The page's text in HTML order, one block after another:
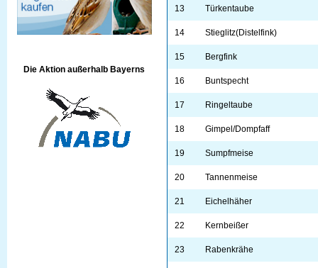
Die Aktion außerhalb Bayerns
13 Türkentaube
14 Stieglitz(Distelfink)
15 Bergfink
16 Buntspecht
17 Ringeltaube
18 Gimpel/Dompfaff
19 Sumpfmeise
20 Tannenmeise
21 Eichelhäher
22 Kernbeißer
23 Rabenkrähe